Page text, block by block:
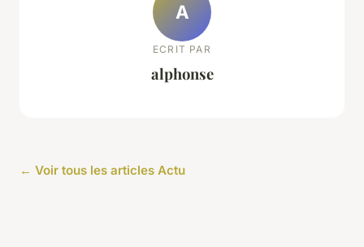
A
ECRIT PAR
alphonse
← Voir tous les articles Actu